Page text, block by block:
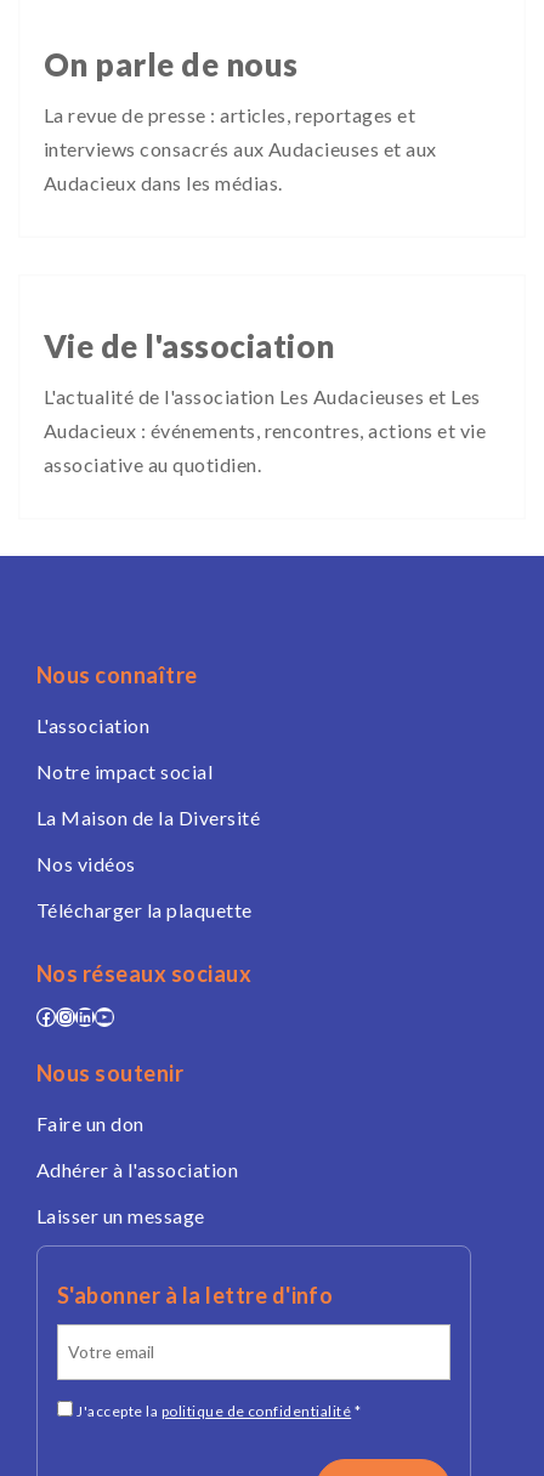
On parle de nous
La revue de presse : articles, reportages et
interviews consacrés aux Audacieuses et aux
Audacieux dans les médias.
Vie de l'association
L'actualité de l'association Les Audacieuses et Les
Audacieux : événements, rencontres, actions et vie
associative au quotidien.
Nous connaître
L'association
Notre impact social
La Maison de la Diversité
Nos vidéos
Télécharger la plaquette
Nos réseaux sociaux
Facebook
Instagram
LinkedIn
YouTube
Nous soutenir
Faire un don
Adhérer à l'association
Laisser un message
S'abonner à la lettre d'info
J'accepte la politique de confidentialité *